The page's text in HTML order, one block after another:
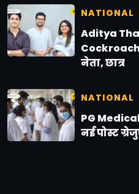
NATIONAL
Aditya
नेता, छात्र
NATIONAL
PG
नई पोस्ट